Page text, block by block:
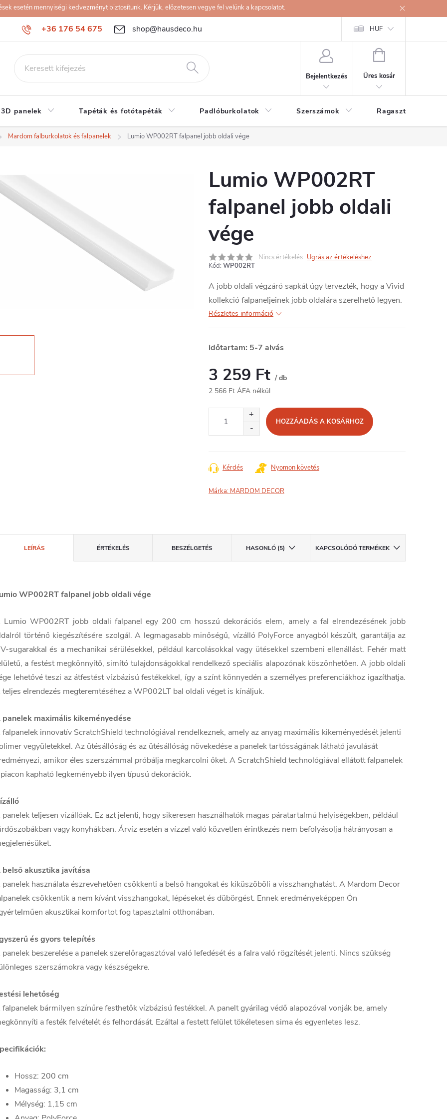
esetén mennyiségi kedvezményt biztosítunk. Kérjük, előzetesen vegye fel velünk a kapcsolatot.
+36 176 54 675 shop@hausdeco.hu HUF
Bejelentkezés
KOSÁR
Üres kosár
panelek Tapéták és fotótapéták Padlóburkolatok Szerszámok Ragasztók
Mardom falburkolatok és falpanelek Lumio WP002RT falpanel jobb oldali vége
Lumio WP002RT
falpanel jobb oldali
vége
Nincs értékelés Ugrás az értékeléshez
Kód: WP002RT
A jobb oldali végzáró sapkát úgy tervezték, hogy a Vivid
kollekció falpaneljeinek jobb oldalára szerelhető legyen.
Részletes információ
időtartam: 5-7 alvás
3 259 Ft / db
2 566 Ft ÁFA nélkül
HOZZÁADÁS A KOSÁRHOZ
Kérdés Nyomon követés
Márka: MARDOM DECOR
LEÍRÁS ÉRTÉKELÉS BESZÉLGETÉS HASONLÓ (5) KAPCSOLÓDÓ TERMÉKEK
WP002RT falpanel jobb oldali vége
Lumio WP002RT jobb oldali falpanel egy 200 cm hosszú dekorációs elem, amely a fal elrendezésének jobb
történő kiegészítésére szolgál. A legmagasabb minőségű, vízálló PolyForce anyagból készült, garantálja az
sugarakkal és a mechanikai sérülésekkel, például karcolásokkal vagy ütésekkel szembeni ellenállást. Fehér matt
a festést megkönnyítő, simító tulajdonságokkal rendelkező speciális alapozónak köszönhetően. A jobb oldali
lehetővé teszi az átfestést vízbázisú festékekkel, így a színt könnyedén a személyes preferenciákhoz igazíthatja.
teljes elrendezés megteremtéséhez a WP002LT bal oldali véget is kínáljuk.
panelek maximális kikeményedése
falpanelek innovatív ScratchShield technológiával rendelkeznek, amely az anyag maximális kikeményedését jelenti
vegyületekkel. Az ütésállóság és az ütésállóság növekedése a panelek tartósságának látható javulását
amikor éles szerszámmal próbálja megkarcolni őket. A ScratchShield technológiával ellátott falpanelek
kapható legkeményebb ilyen típusú dekorációk.
panelek teljesen vízállóak. Ez azt jelenti, hogy sikeresen használhatók magas páratartalmú helyiségekben, például
vagy konyhákban. Árvíz esetén a vízzel való közvetlen érintkezés nem befolyásolja hátrányosan a
belső akusztika javítása
panelek használata észrevehetően csökkenti a belső hangokat és kiküszöböli a visszhanghatást. A Mardom Decor
csökkentik a nem kívánt visszhangokat, lépéseket és dübörgést. Ennek eredményeképpen Ön
akusztikai komfortot fog tapasztalni otthonában.
és gyors telepítés
panelek beszerelése a panelek szerelőragasztóval való lefedését és a falra való rögzítését jelenti. Nincs szükség
szerszámokra vagy készségekre.
lehetőség
falpanelek bármilyen színűre festhetők vízbázisú festékkel. A panelt gyárilag védő alapozóval vonják be, amely
a festék felvételét és felhordását. Ezáltal a festett felület tökéletesen sima és egyenletes lesz.
Hossz: 200 cm
Magasság: 3,1 cm
Mélység: 1,15 cm